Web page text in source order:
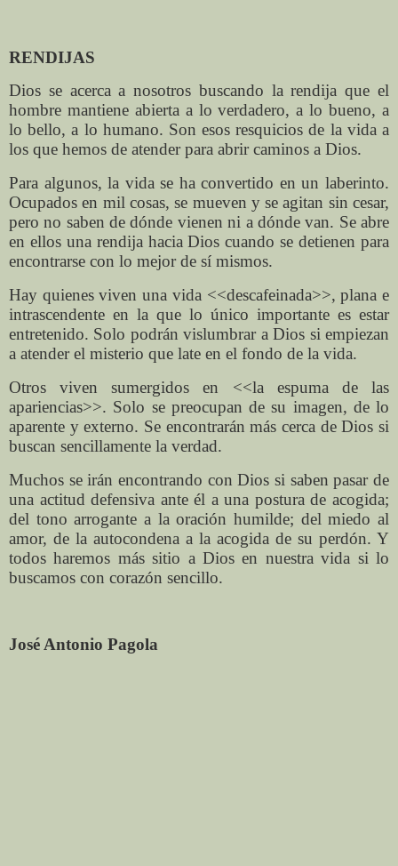
RENDIJAS
Dios se acerca a nosotros buscando la rendija que el
hombre mantiene abierta a lo verdadero, a lo bueno, a
lo bello, a lo humano. Son esos resquicios de la vida a
los que hemos de atender para abrir caminos a Dios.
Para algunos, la vida se ha convertido en un laberinto.
Ocupados en mil cosas, se mueven y se agitan sin cesar,
pero no saben de dónde vienen ni a dónde van. Se abre
en ellos una rendija hacia Dios cuando se detienen para
encontrarse con lo mejor de sí mismos.
Hay quienes viven una vida <<descafeinada>>, plana e
intrascendente en la que lo único importante es estar
entretenido. Solo podrán vislumbrar a Dios si empiezan
a atender el misterio que late en el fondo de la vida.
Otros viven sumergidos en <<la espuma de las
apariencias>>. Solo se preocupan de su imagen, de lo
aparente y externo. Se encontrarán más cerca de Dios si
buscan sencillamente la verdad.
Muchos se irán encontrando con Dios si saben pasar de
una actitud defensiva ante él a una postura de acogida;
del tono arrogante a la oración humilde; del miedo al
amor, de la autocondena a la acogida de su perdón. Y
todos haremos más sitio a Dios en nuestra vida si lo
buscamos con corazón sencillo.
José Antonio Pagola